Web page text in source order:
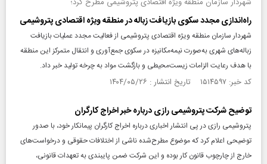
راه‌اندازی مجدد سکوی بازیافت زباله در منطقه ویژه اقتصادی پتروشیمی
شهردار سازمان منطقه ویژه اقتصادی پتروشیمی از فعالیت مجدد عملیات بازیافت
زباله‌های شهری به‌صورت نیمه‌مکانیزه در سکوی جمع‌آوری و انتقال متمرکز این منطقه
با هدف رعایت الزامات زیست‌محیطی و بازگشت مواد به چرخه تولید خبر داد.
کد خبر: ۱۵۱۴۵۹۷ تاریخ انتشار : ۱۴۰۴/۰۵/۲۶
توضیح شرکت پتروشیمی رازی درباره خبر اخراج کارگران
پتروشیمی رازی در پی انتشار اخباری درباره اخراج کارگران پیمانکار خود، با صدور
توضیحی اعلام کرد که موضوع مطرح‌شده ناشی از اختلافات حقوقی و درخواست‌های
خارج از چارچوب قانون کار بوده و این شرکت ضمن پایبندی به تعهدات قانونی،